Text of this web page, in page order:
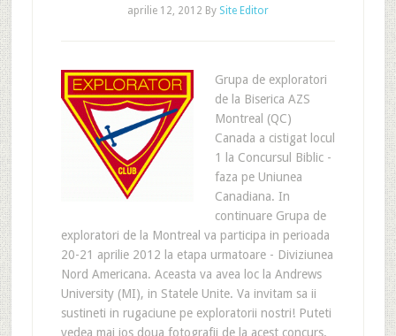
aprilie 12, 2012 By Site Editor
Grupa de exploratori
de la Biserica AZS
Montreal (QC)
Canada a cistigat locul
1 la Concursul Biblic -
faza pe Uniunea
Canadiana. In
continuare Grupa de
exploratori de la Montreal va participa in perioada
20-21 aprilie 2012 la etapa urmatoare - Diviziunea
Nord Americana. Aceasta va avea loc la Andrews
University (MI), in Statele Unite. Va invitam sa ii
sustineti in rugaciune pe exploratorii nostri! Puteti
vedea mai jos doua fotografii de la acest concurs.